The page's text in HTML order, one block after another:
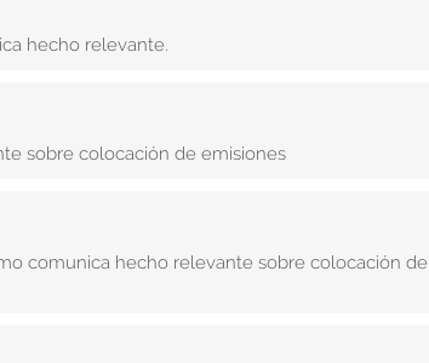
hecho relevante.
sobre colocación de emisiones
comunica hecho relevante sobre colocación de